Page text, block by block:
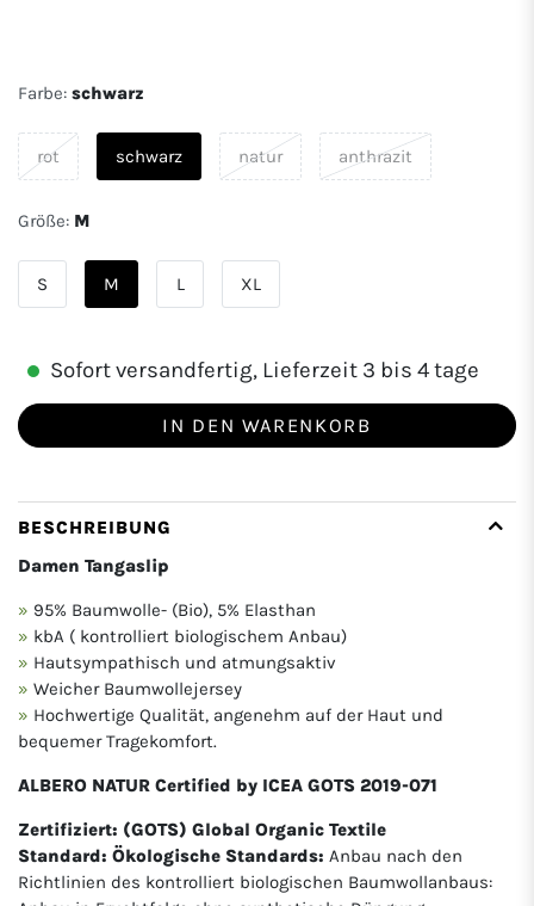
Farbe: schwarz
rot schwarz natur anthrazit
Größe: M
S M L XL
Sofort versandfertig, Lieferzeit 3 bis 4 tage
IN DEN WARENKORB
BESCHREIBUNG
Damen Tangaslip
95% Baumwolle- (Bio), 5% Elasthan
kbA ( kontrolliert biologischem Anbau)
Hautsympathisch und atmungsaktiv
Weicher Baumwollejersey
Hochwertige Qualität, angenehm auf der Haut und
bequemer Tragekomfort.
ALBERO NATUR Certified by ICEA GOTS 2019-071
Zertifiziert: (GOTS) Global Organic Textile
Standard: Ökologische Standards: Anbau nach den
Richtlinien des kontrolliert biologischen Baumwollanbaus: